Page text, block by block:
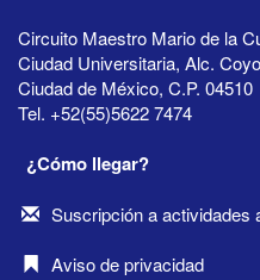
Circuito Maestro Mario de la
Ciudad Universitaria, Alc.
Ciudad de México, C.P. 04510
Tel. +52(55)5622 7474
¿Cómo llegar?
Suscripción a actividades
Aviso de privacidad